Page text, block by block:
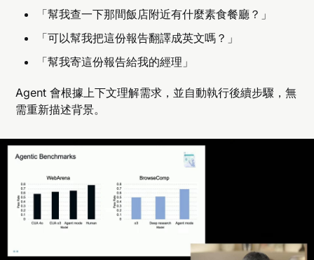
「幫我查一下那間飯店附近有什麼素食餐廳？」
「可以幫我把這份報告翻譯成英文嗎？」
「幫我寄這份報告給我的經理」
Agent 會根據上下文理解需求，並自動執行後續步驟，無
需重新描述背景。